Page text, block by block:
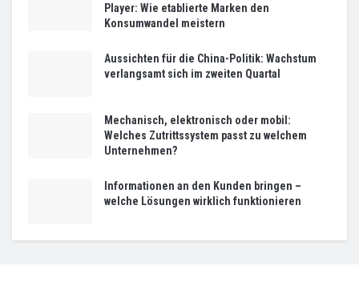
Player: Wie etablierte Marken den
Konsumwandel meistern
Aussichten für die China-Politik: Wachstum
verlangsamt sich im zweiten Quartal
Mechanisch, elektronisch oder mobil:
Welches Zutrittssystem passt zu welchem
Unternehmen?
Informationen an den Kunden bringen –
welche Lösungen wirklich funktionieren